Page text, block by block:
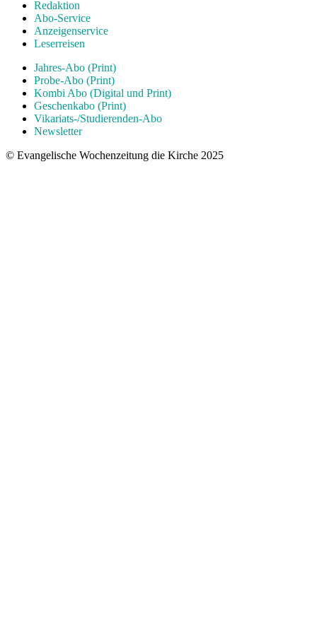
Redaktion
Abo-Service
Anzeigenservice
Leserreisen
Jahres-Abo (Print)
Probe-Abo (Print)
Kombi Abo (Digital und Print)
Geschenkabo (Print)
Vikariats-/Studierenden-Abo
Newsletter
© Evangelische Wochenzeitung die Kirche 2025